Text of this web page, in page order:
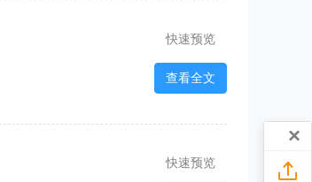
快速预览
查看全文
快速预览
×
